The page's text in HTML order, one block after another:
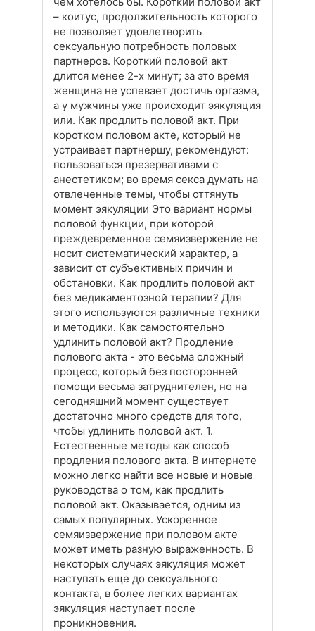
– коитус, продолжительность которого
не позволяет удовлетворить
сексуальную потребность половых
партнеров. Короткий половой акт
длится менее 2-х минут; за это время
женщина не успевает достичь оргазма,
а у мужчины уже происходит эякуляция
или. Как продлить половой акт. При
коротком половом акте, который не
устраивает партнершу, рекомендуют:
пользоваться презервативами с
анестетиком; во время секса думать на
отвлеченные темы, чтобы оттянуть
момент эякуляции Это вариант нормы
половой функции, при которой
преждевременное семяизвержение не
носит систематический характер, а
зависит от субъективных причин и
обстановки. Как продлить половой акт
без медикаментозной терапии? Для
этого используются различные техники
и методики. Как самостоятельно
удлинить половой акт? Продление
полового акта - это весьма сложный
процесс, который без посторонней
помощи весьма затруднителен, но на
сегодняшний момент существует
достаточно много средств для того,
чтобы удлинить половой акт. 1.
Естественные методы как способ
продления полового акта. В интернете
можно легко найти все новые и новые
руководства о том, как продлить
половой акт. Оказывается, одним из
самых популярных. Ускоренное
семяизвержение при половом акте
может иметь разную выраженность. В
некоторых случаях эякуляция может
наступать еще до сексуального
контакта, в более легких вариантах
эякуляция наступает после
проникновения.